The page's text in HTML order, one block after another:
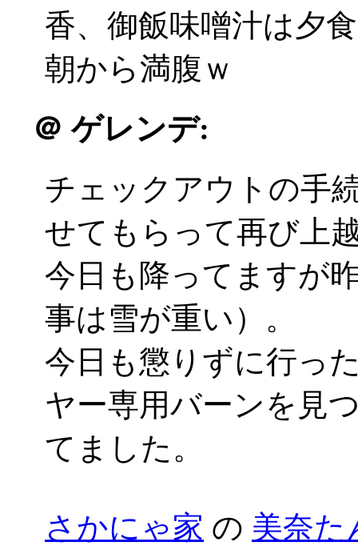
香、御飯味噌汁は夕
朝から満腹ｗ
＠ ゲレンデ:
チェックアウトの手
せてもらって再び上
今日も降ってますが
事は雪が重い）。
今日も懲りずに行っ
ヤー専用バーンを見
てました。
さかにゃ家 の 美奈た